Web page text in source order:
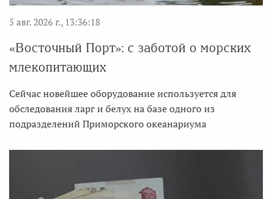
5 авг. 2026 г., 13:36:18
«Восточный Порт»: с заботой о морских
млекопитающих
Сейчас новейшее оборудование используется для
обследования ларг и белух на базе одного из
подразделений Приморского океанариума